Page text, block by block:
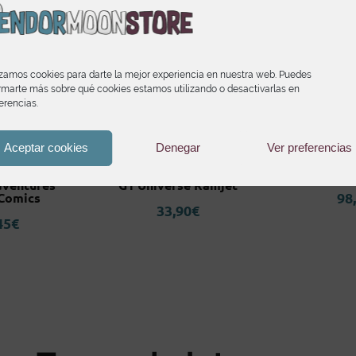
cookies para darte la mejor experiencia en nuestra web. Puedes
más sobre qué cookies estamos utilizando o desactivarlas en
Aceptar cookies Denegar Ver preferencias
Turtle
Ninja
€
G1 Universe Ramjet
33,90€
North